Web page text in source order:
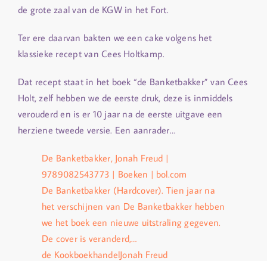
de grote zaal van de KGW in het Fort.
Ter ere daarvan bakten we een cake volgens het
klassieke recept van Cees Holtkamp.
Dat recept staat in het boek “de Banketbakker” van Cees
Holt, zelf hebben we de eerste druk, deze is inmiddels
verouderd en is er 10 jaar na de eerste uitgave een
herziene tweede versie. Een aanrader…
De Banketbakker, Jonah Freud |
9789082543773 | Boeken | bol.com
De Banketbakker (Hardcover). Tien jaar na
het verschijnen van De Banketbakker hebben
we het boek een nieuwe uitstraling gegeven.
De cover is veranderd,…
de KookboekhandelJonah Freud